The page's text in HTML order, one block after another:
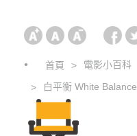
首頁 電影小百科
白平衡 White Balance